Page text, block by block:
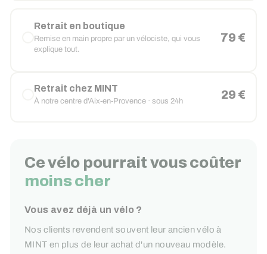
Retrait en boutique
Remise en main propre par un vélociste, qui vous
explique tout.
79 €
Retrait chez MINT
À notre centre d'Aix-en-Provence · sous 24h 29 €
Ce vélo pourrait vous coûter
moins cher
Vous avez déjà un vélo ?
Nos clients revendent souvent leur ancien vélo à
MINT en plus de leur achat d'un nouveau modèle.